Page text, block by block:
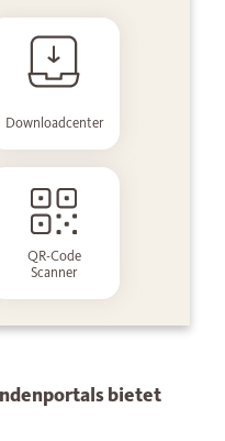
Downloadcenter
QR-Code
Scanner
bietet